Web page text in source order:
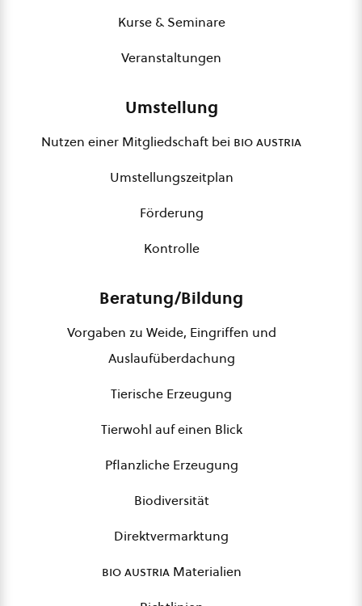
Kurse & Seminare
Veranstaltungen
Umstellung
Nutzen einer Mitgliedschaft bei bio austria
Umstellungszeitplan
Förderung
Kontrolle
Beratung/Bildung
Vorgaben zu Weide, Eingriffen und
Auslaufüberdachung
Tierische Erzeugung
Tierwohl auf einen Blick
Pflanzliche Erzeugung
Biodiversität
Direktvermarktung
bio austriaMaterialien